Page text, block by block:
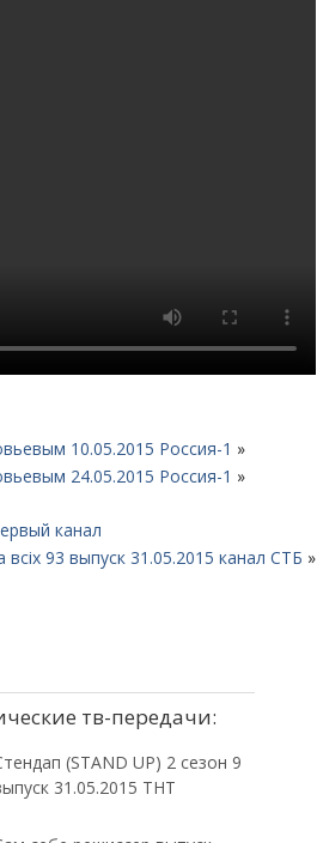
10.05.2015 Россия-1 »
24.05.2015 Россия-1 »
канал
всіх 93 выпуск 31.05.2015 канал СТБ »
тв-передачи:
(STAND UP) 2 сезон 9
31.05.2015 ТНТ